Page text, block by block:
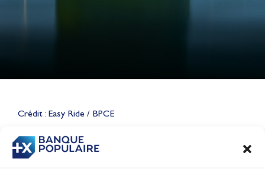
Crédit : Easy Ride / BPCE
CONTENU
Lauriane Nolot en or à Long
Jeux Olympiques 2028